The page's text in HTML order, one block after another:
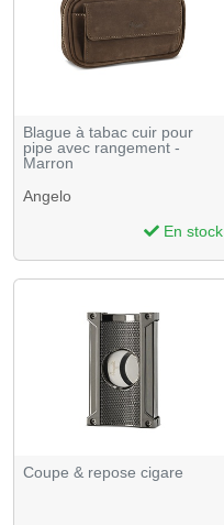
Blague à tabac cuir pour
pipe avec rangement -
Marron
Angelo
En stock
Coupe & repose cigare